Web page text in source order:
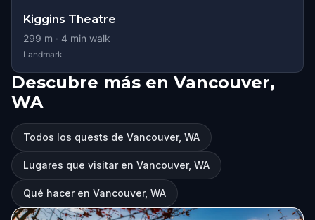
Kiggins Theatre
299 m · 4 min walk
Landmark
Descubre más en Vancouver,
WA
Todos los quests de Vancouver, WA
Lugares que visitar en Vancouver, WA
Qué hacer en Vancouver, WA